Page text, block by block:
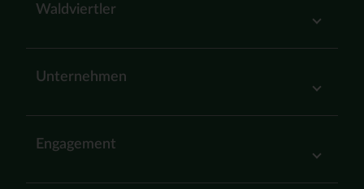
Waldviertler
Unternehmen
Engagement